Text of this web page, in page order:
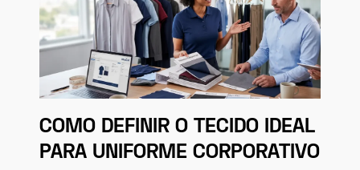
COMO DEFINIR O TECIDO IDEAL
PARA UNIFORME CORPORATIVO